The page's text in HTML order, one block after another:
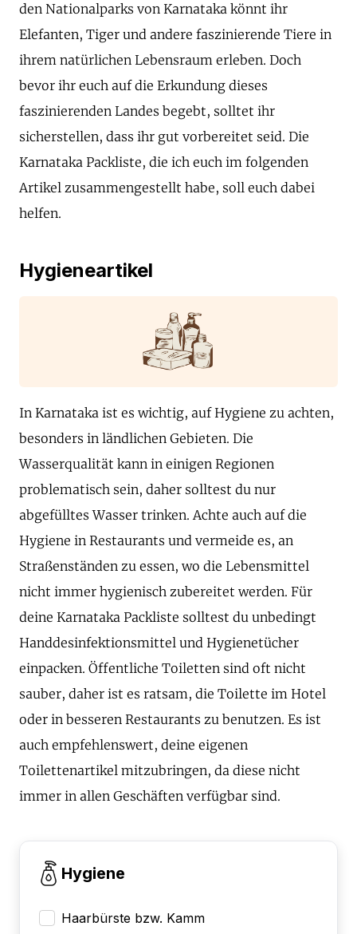
den Nationalparks von Karnataka könnt ihr
Elefanten, Tiger und andere faszinierende Tiere in
ihrem natürlichen Lebensraum erleben. Doch
bevor ihr euch auf die Erkundung dieses
faszinierenden Landes begebt, solltet ihr
sicherstellen, dass ihr gut vorbereitet seid. Die
Karnataka Packliste, die ich euch im folgenden
Artikel zusammengestellt habe, soll euch dabei
helfen.
Hygieneartikel
In Karnataka ist es wichtig, auf Hygiene zu achten,
besonders in ländlichen Gebieten. Die
Wasserqualität kann in einigen Regionen
problematisch sein, daher solltest du nur
abgefülltes Wasser trinken. Achte auch auf die
Hygiene in Restaurants und vermeide es, an
Straßenständen zu essen, wo die Lebensmittel
nicht immer hygienisch zubereitet werden. Für
deine Karnataka Packliste solltest du unbedingt
Handdesinfektionsmittel und Hygienetücher
einpacken. Öffentliche Toiletten sind oft nicht
sauber, daher ist es ratsam, die Toilette im Hotel
oder in besseren Restaurants zu benutzen. Es ist
auch empfehlenswert, deine eigenen
Toilettenartikel mitzubringen, da diese nicht
immer in allen Geschäften verfügbar sind.
Hygiene
Haarbürste bzw. Kamm